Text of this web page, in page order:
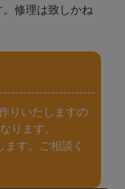
修理は致しかね
りいたしますの
ります。
す。ご相談く